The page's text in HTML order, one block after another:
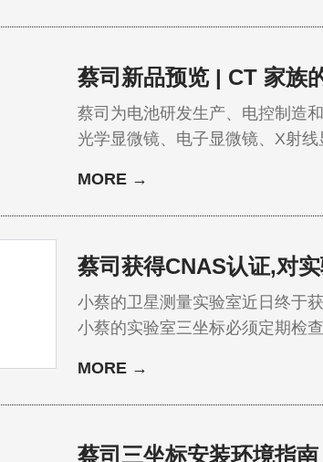
蔡司新品预览 | CT 家族
蔡司为电池研发生产、电控制造
光学显微镜、电子显微镜、X射
联。…
MORE →
蔡司获得CNAS认证,对
小蔡的卫星测量实验室近日终于
小蔡的实验室三坐标必须定期检
MORE →
蔡司三坐标安装环境指南